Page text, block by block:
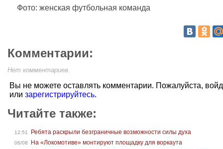
Фото: женская футбольная команда
Комментарии:
Нет комментариев.
Вы не можете оставлять комментарии. Пожалуйста,
или зарегистрируйтесь.
Читайте также:
12:51 Ребята раскрыли безграничные возможности силы духа
06/08 На «Локомотиве» монтируют площадку для воркаута